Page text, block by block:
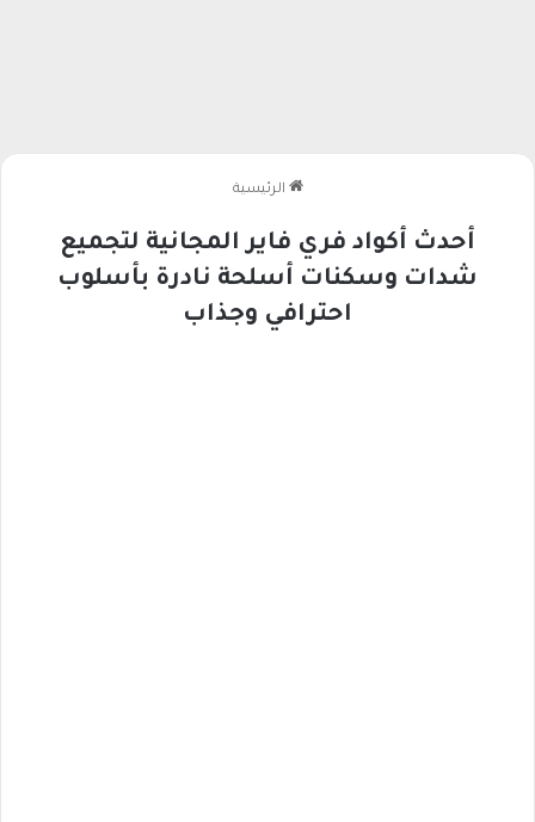
الرئيسية
أحدث أكواد فري فاير المجانية لتجميع
شدات وسكنات أسلحة نادرة بأسلوب
احترافي وجذاب